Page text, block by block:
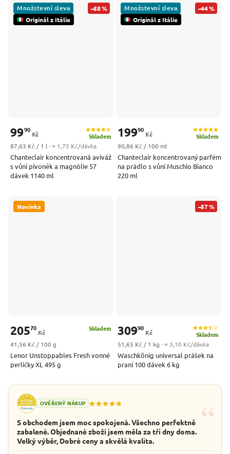
Originál z Itálie
Množstevní sleva –58 %
Chanteclair koncentrovaná aviváž
s vůní pivoněk a magnólie 57
dávek 1140 ml
Skladem
9990
Kč
Měrná cena:
87,63 Kč / 1 l · ≈ 1,75 Kč/dávka
Originál z Itálie
Množstevní sleva –44 %
Chanteclair koncentrovaný parfém
na prádlo s vůní Muschio Bianco
220 ml
Skladem
19990
Kč
Měrná cena:
90,86 Kč / 100 ml
Novinka
Lenor Unstoppables Fresh vonné
perličky XL 495 g
Skladem
20570
Kč
Měrná cena:
41,56 Kč / 100 g
–57 %
Waschkönig universal prášek na
praní 100 dávek 6 kg
Skladem
30990
Kč
Měrná cena:
51,65 Kč / 1 kg · ≈ 3,10 Kč/dávka
OVĚŘENÝ NÁKUP ★★★★★ “
S obchodem jsem moc spokojená. Všechno perfektně
zabalené. Objednané zboží jsem měla za tři dny doma.
Velký výběr, Dobré ceny a skvělá kvalita.